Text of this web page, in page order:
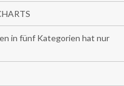
in fünf Kategorien hat nur